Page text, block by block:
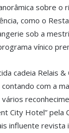
sobre o
como o
sob a
vínico
cadeia Relais
contando com a
City Hotel” pela
influente revista